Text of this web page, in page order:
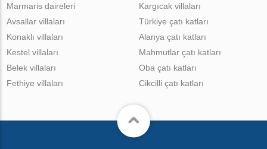
Marmaris daireleri
Kargıcak villaları
Avsallar villaları
Konaklı villaları
Kestel villaları
Belek villaları
Fethiye villaları
Türkiye çatı katları
Alanya çatı katları
Mahmutlar çatı katları
Oba çatı katları
Cikcilli çatı katları